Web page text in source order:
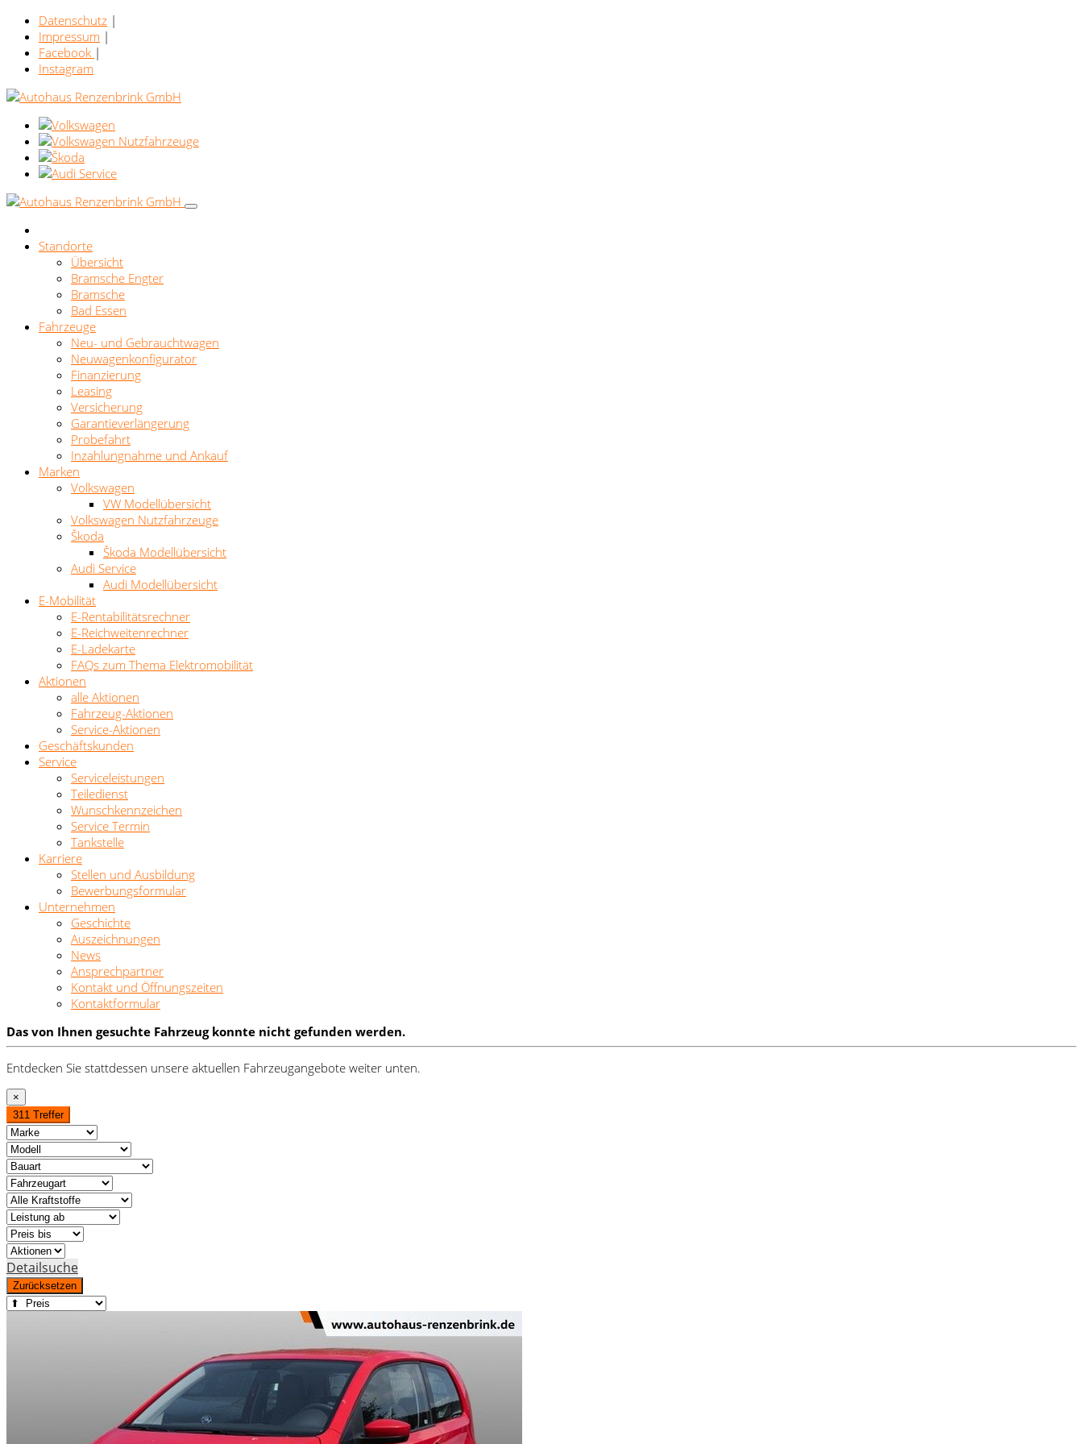
Datenschutz |
Impressum |
Facebook |
Instagram
Standorte
Übersicht
Bramsche Engter
Bramsche
Bad Essen
Fahrzeuge
Neu- und Gebrauchtwagen
Neuwagenkonfigurator
Finanzierung
Leasing
Versicherung
Garantieverlängerung
Probefahrt
Inzahlungnahme und Ankauf
Marken
Volkswagen
VW Modellübersicht
Volkswagen Nutzfahrzeuge
Škoda
Škoda Modellübersicht
Audi Service
Audi Modellübersicht
E-Mobilität
E-Rentabilitätsrechner
E-Reichweitenrechner
E-Ladekarte
FAQs zum Thema Elektromobilität
Aktionen
alle Aktionen
Fahrzeug-Aktionen
Service-Aktionen
Geschäftskunden
Service
Serviceleistungen
Teiledienst
Wunschkennzeichen
Service Termin
Tankstelle
Karriere
Stellen und Ausbildung
Bewerbungsformular
Unternehmen
Geschichte
Auszeichnungen
News
Ansprechpartner
Kontakt und Öffnungszeiten
Kontaktformular
Das von Ihnen gesuchte Fahrzeug konnte nicht gefunden werden.
Entdecken Sie stattdessen unsere aktuellen Fahrzeugangebote weiter unten.
×
311 Treffer
Detailsuche
Zurücksetzen